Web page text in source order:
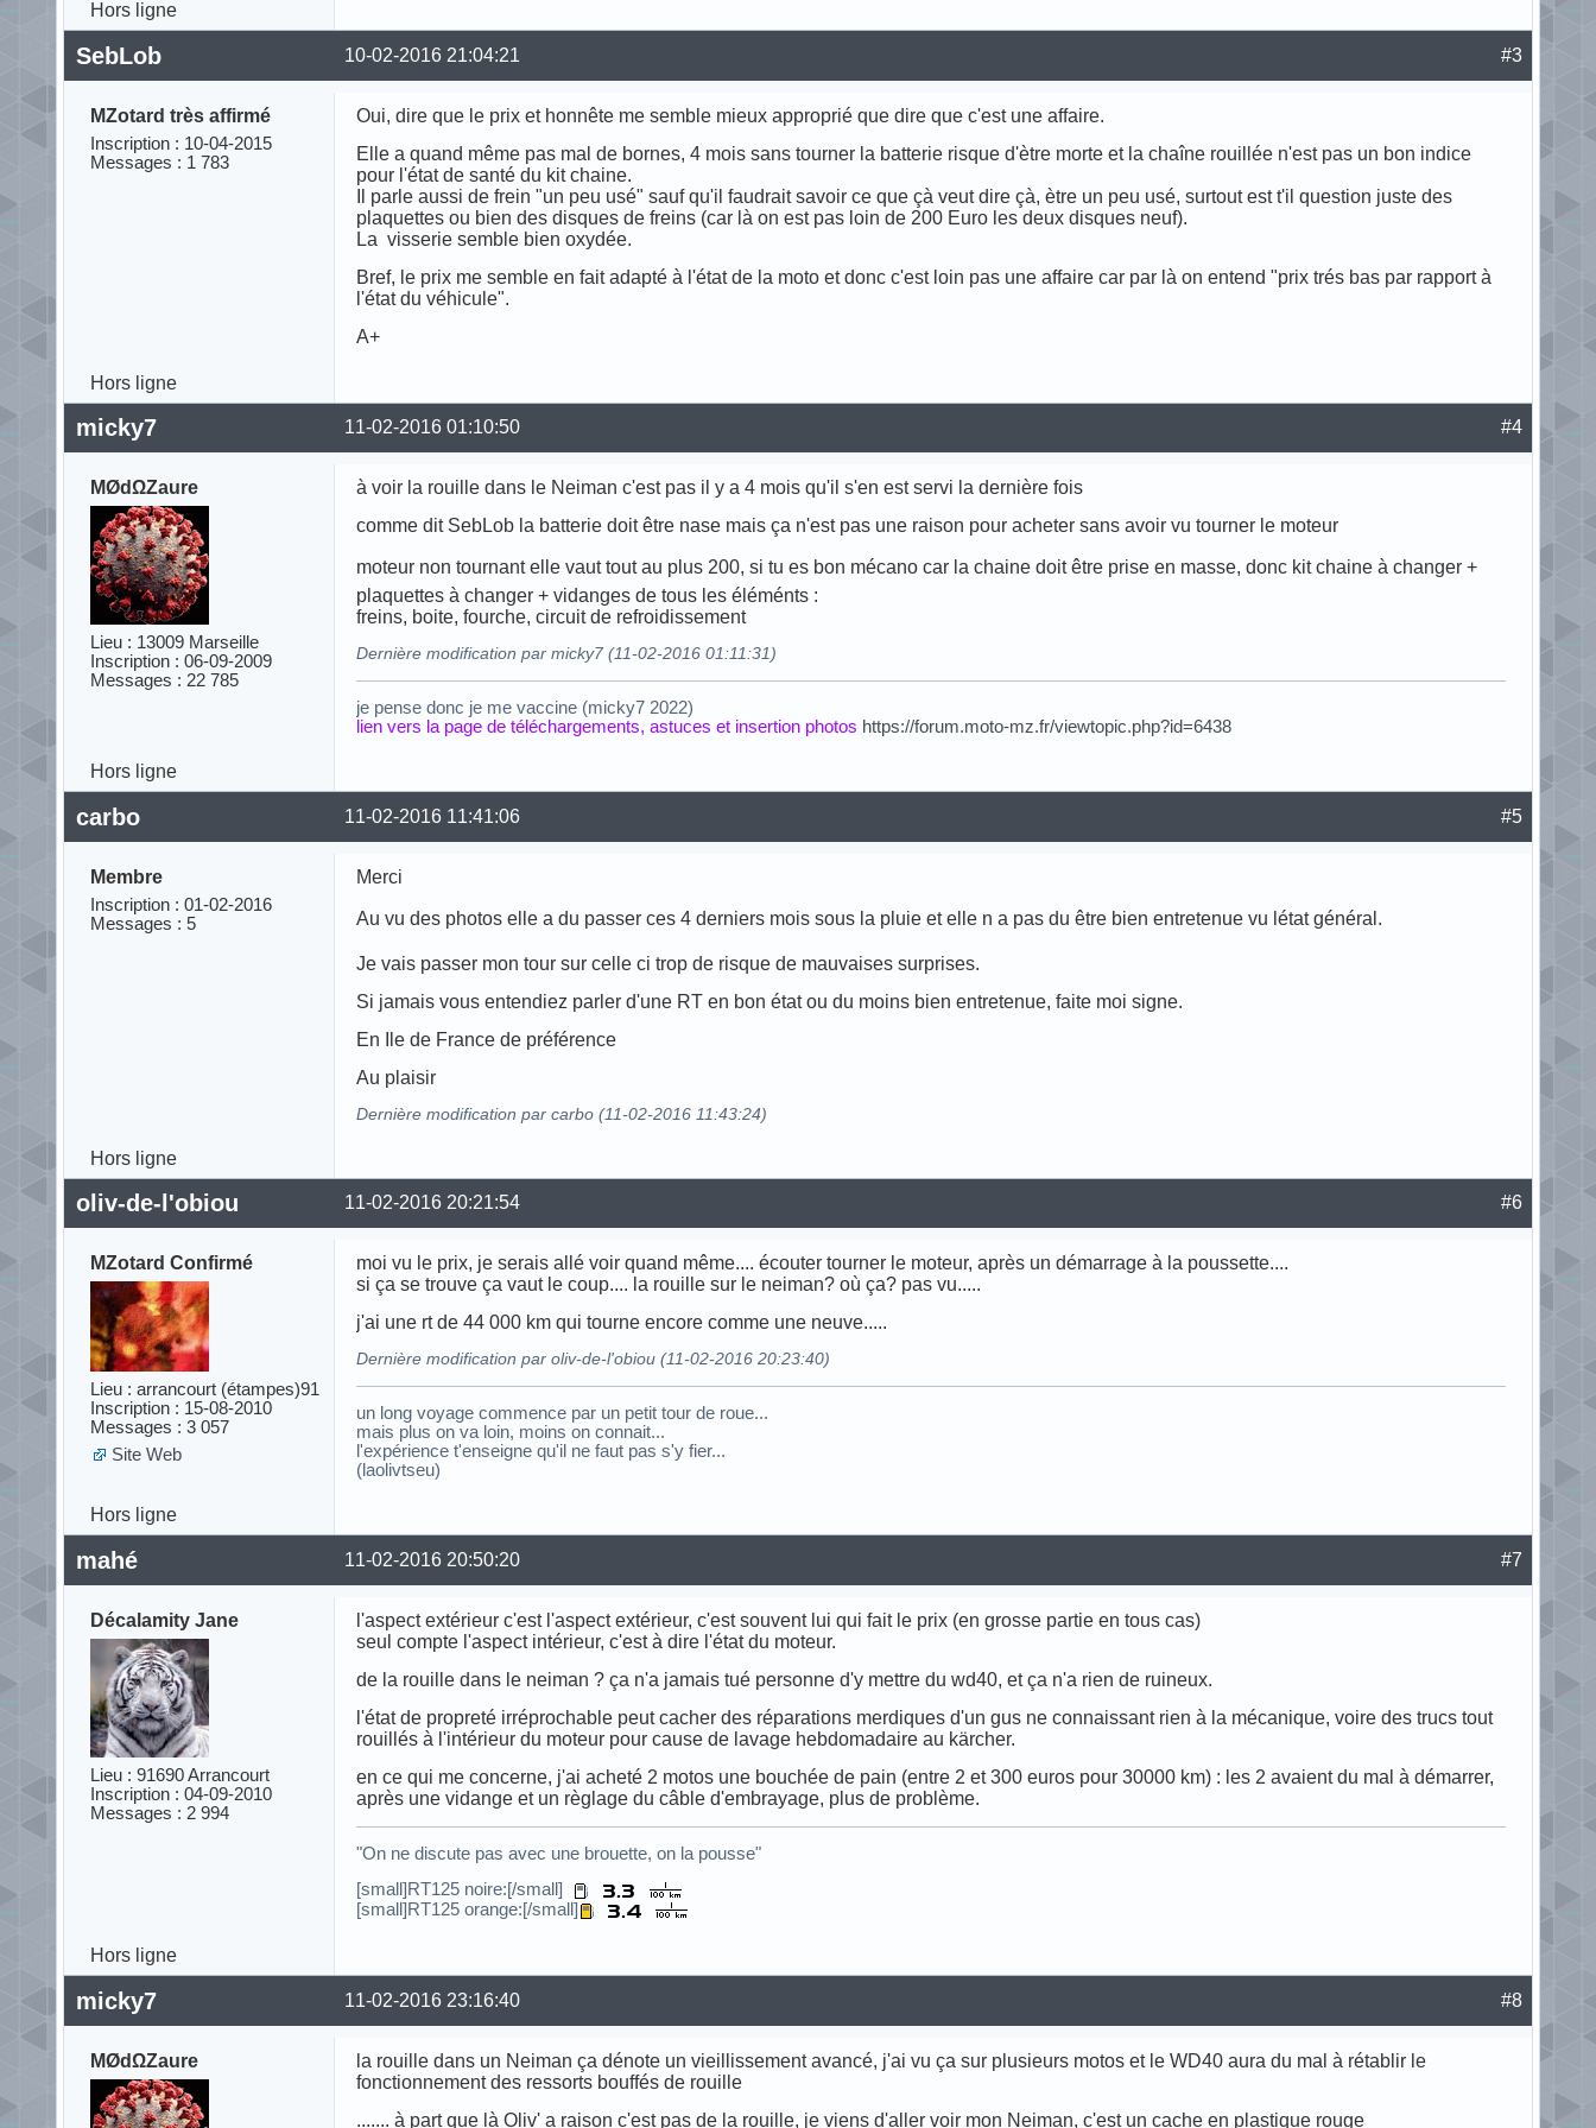
Hors ligne
#3
10-02-2016 21:04:21
SebLob
MZotard très affirmé
Inscription : 10-04-2015
Messages : 1 783
Oui, dire que le prix et honnête me semble mieux approprié que dire que c'est une affaire.
Elle a quand même pas mal de bornes, 4 mois sans tourner la batterie risque d'ètre morte et la chaîne rouillée n'est pas un bon indice
pour l'état de santé du kit chaine.
Il parle aussi de frein "un peu usé" sauf qu'il faudrait savoir ce que çà veut dire çà, ètre un peu usé, surtout est t'il question juste des
plaquettes ou bien des disques de freins (car là on est pas loin de 200 Euro les deux disques neuf).
La visserie semble bien oxydée.
Bref, le prix me semble en fait adapté à l'état de la moto et donc c'est loin pas une affaire car par là on entend "prix trés bas par rapport à
l'état du véhicule".
A+
Hors ligne
#4
11-02-2016 01:10:50
micky7
MØdΩZaure
Lieu : 13009 Marseille
Inscription : 06-09-2009
Messages : 22 785
à voir la rouille dans le Neiman c'est pas il y a 4 mois qu'il s'en est servi la dernière fois
comme dit SebLob la batterie doit être nase mais ça n'est pas une raison pour acheter sans avoir vu tourner le moteur
moteur non tournant elle vaut tout au plus 200, si tu es bon mécano car la chaine doit être prise en masse, donc kit chaine à changer +
plaquettes à changer + vidanges de tous les éléménts :
freins, boite, fourche, circuit de refroidissement
Dernière modification par micky7 (11-02-2016 01:11:31)
je pense donc je me vaccine (micky7 2022)
lien vers la page de téléchargements, astuces et insertion photos https://forum.moto-mz.fr/viewtopic.php?id=6438
Hors ligne
#5
11-02-2016 11:41:06
carbo
Membre
Inscription : 01-02-2016
Messages : 5
Merci
Au vu des photos elle a du passer ces 4 derniers mois sous la pluie et elle n a pas du être bien entretenue vu létat général.
Je vais passer mon tour sur celle ci trop de risque de mauvaises surprises.
Si jamais vous entendiez parler d'une RT en bon état ou du moins bien entretenue, faite moi signe.
En Ile de France de préférence
Au plaisir
Dernière modification par carbo (11-02-2016 11:43:24)
Hors ligne
#6
11-02-2016 20:21:54
oliv-de-l'obiou
MZotard Confirmé
Lieu : arrancourt (étampes)91
Inscription : 15-08-2010
Messages : 3 057
Site Web
moi vu le prix, je serais allé voir quand même.... écouter tourner le moteur, après un démarrage à la poussette....
si ça se trouve ça vaut le coup.... la rouille sur le neiman? où ça? pas vu.....
j'ai une rt de 44 000 km qui tourne encore comme une neuve.....
Dernière modification par oliv-de-l'obiou (11-02-2016 20:23:40)
un long voyage commence par un petit tour de roue...
mais plus on va loin, moins on connait...
l'expérience t'enseigne qu'il ne faut pas s'y fier...
(laolivtseu)
Hors ligne
#7
11-02-2016 20:50:20
mahé
Décalamity Jane
Lieu : 91690 Arrancourt
Inscription : 04-09-2010
Messages : 2 994
l'aspect extérieur c'est l'aspect extérieur, c'est souvent lui qui fait le prix (en grosse partie en tous cas)
seul compte l'aspect intérieur, c'est à dire l'état du moteur.
de la rouille dans le neiman ? ça n'a jamais tué personne d'y mettre du wd40, et ça n'a rien de ruineux.
l'état de propreté irréprochable peut cacher des réparations merdiques d'un gus ne connaissant rien à la mécanique, voire des trucs tout
rouillés à l'intérieur du moteur pour cause de lavage hebdomadaire au kärcher.
en ce qui me concerne, j'ai acheté 2 motos une bouchée de pain (entre 2 et 300 euros pour 30000 km) : les 2 avaient du mal à démarrer,
après une vidange et un règlage du câble d'embrayage, plus de problème.
"On ne discute pas avec une brouette, on la pousse"
[small]RT125 noire:[/small]
[small]RT125 orange:[/small]
Hors ligne
#8
11-02-2016 23:16:40
micky7
MØdΩZaure
la rouille dans un Neiman ça dénote un vieillissement avancé, j'ai vu ça sur plusieurs motos et le WD40 aura du mal à rétablir le
fonctionnement des ressorts bouffés de rouille
....... à part que là Oliv' a raison c'est pas de la rouille, je viens d'aller voir mon Neiman, c'est un cache en plastique rouge